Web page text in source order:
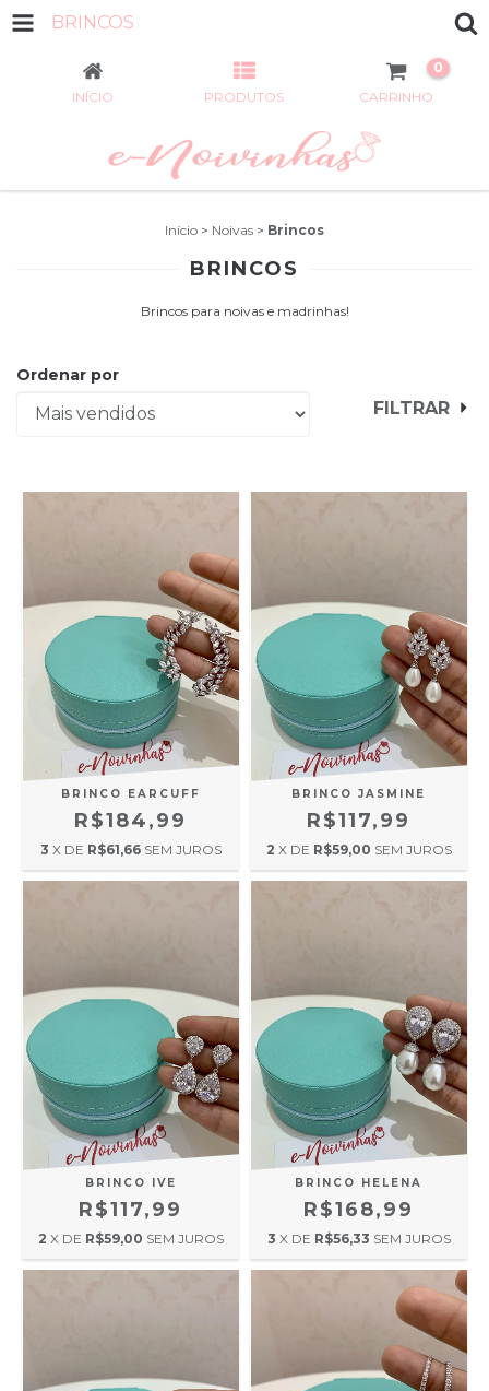
BRINCOS
INÍCIO PRODUTOS CARRINHO
0
Início > Noivas > Brincos
BRINCOS
Brincos para noivas e madrinhas!
Ordenar por
FILTRAR
BRINCO EARCUFF
R$184,99
3 X DE R$61,66 SEM JUROS
BRINCO JASMINE
R$117,99
2 X DE R$59,00 SEM JUROS
BRINCO IVE
R$117,99
2 X DE R$59,00 SEM JUROS
BRINCO HELENA
R$168,99
3 X DE R$56,33 SEM JUROS